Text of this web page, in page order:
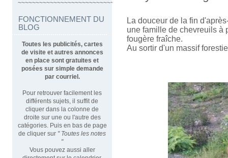
~~~~~~~~~~~~~~~~~~~~~~~~~~~~~~~~~~
FONCTIONNEMENT DU
BLOG
Toutes les publicités, cartes
de visite et autres annonces
en place sont gratuites et
posées sur simple demande
par courriel.
Pour retrouver facilement les
différents sujets, il suffit de
cliquer dans la colonne de
droite sur une ou l'autre des
catégories. Puis en bas de page
de cliquer sur " Toutes les notes
"
Vous pouvez aussi aller
La douceur de la fin
une famille de chevreuils à
fougère fraîche.
Au sortir d'un massif